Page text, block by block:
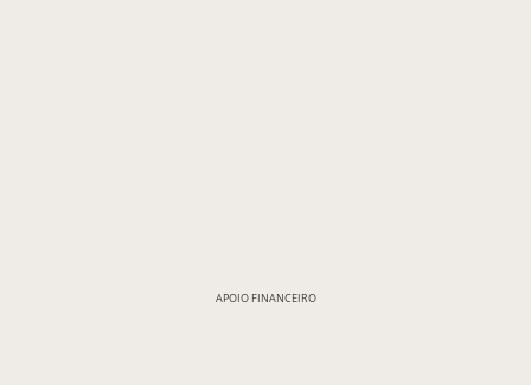
APOIO FINANCEIRO